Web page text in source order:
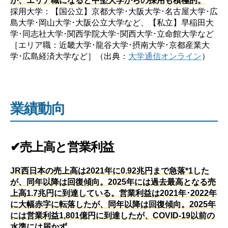
採用大学：【国公立】京都大学･大阪大学･名古屋大学･広
島大学･岡山大学･大阪公立大学など、【私立】早稲田大
学･同志社大学･関西学院大学･関西大学･立命館大学など
［エリア職：近畿大学･龍谷大学･摂南大学･京都産業大
学･広島経済大学など］（出典： 大学通信オンライン）
業績動向
✔売上高と営業利益
JR西日本の売上高は2021年に0.92兆円まで急落*1した
が、同年以降は回復傾向。2025年には過去最高となる売
上高1.7兆円に到達している。営業利益は2021年･2022年
に大幅赤字に転落したが、同年以降は回復傾向。2025年
には営業利益1,801億円に到達したが、COVID-19以前の